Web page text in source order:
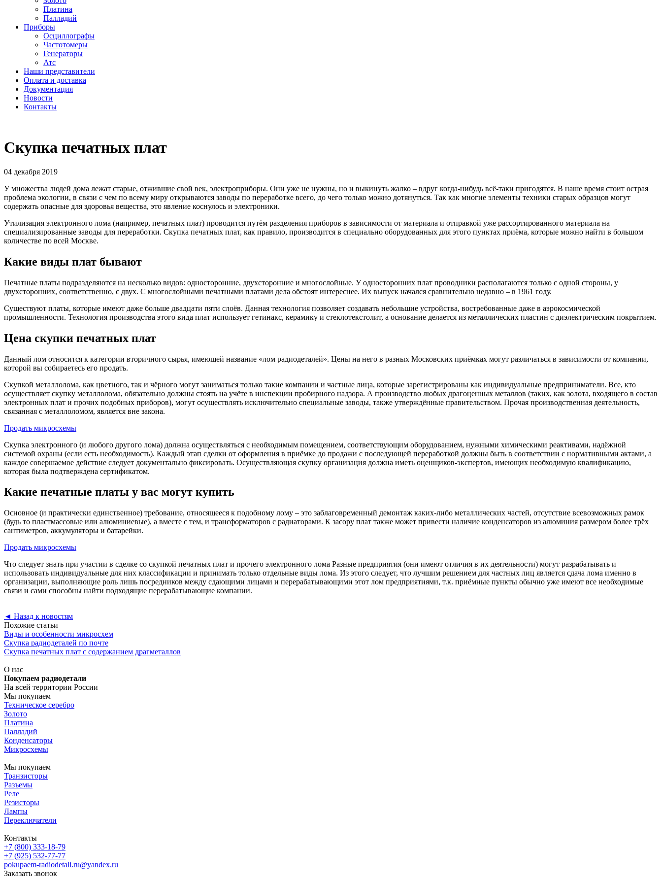
Платина
Палладий
Приборы
Осциллографы
Частотомеры
Генераторы
Атс
Наши представители
Оплата и доставка
Документация
Новости
Контакты
Скупка печатных плат
04 декабря 2019
У множества людей дома лежат старые, отжившие свой век, электроприборы. Они уже не нужны, но и выкинуть жалко – вдруг когда-нибудь всё-таки пригодятся. В наше время стоит острая
проблема экологии, в связи с чем по всему миру открываются заводы по переработке всего, до чего только можно дотянуться. Так как многие элементы техники старых образцов могут
содержать опасные для здоровья вещества, это явление коснулось и электроники.
Утилизация электронного лома (например, печатных плат) проводится путём разделения приборов в зависимости от материала и отправкой уже рассортированного материала на
специализированные заводы для переработки. Скупка печатных плат, как правило, производится в специально оборудованных для этого пунктах приёма, которые можно найти в большом
количестве по всей Москве.
Какие виды плат бывают
Печатные платы подразделяются на несколько видов: односторонние, двухсторонние и многослойные. У односторонних плат проводники располагаются только с одной стороны, у
двухсторонних, соответственно, с двух. С многослойными печатными платами дела обстоят интереснее. Их выпуск начался сравнительно недавно – в 1961 году.
Существуют платы, которые имеют даже больше двадцати пяти слоёв. Данная технология позволяет создавать небольшие устройства, востребованные даже в аэрокосмической
промышленности. Технология производства этого вида плат использует гетинакс, керамику и стеклотекстолит, а основание делается из металлических пластин с диэлектрическим покрытием.
Цена скупки печатных плат
Данный лом относится к категории вторичного сырья, имеющей название «лом радиодеталей». Цены на него в разных Московских приёмках могут различаться в зависимости от компании,
которой вы собираетесь его продать.
Скупкой металлолома, как цветного, так и чёрного могут заниматься только такие компании и частные лица, которые зарегистрированы как индивидуальные предприниматели. Все, кто
осуществляет скупку металлолома, обязательно должны стоять на учёте в инспекции пробирного надзора. А производство любых драгоценных металлов (таких, как золота, входящего в состав
электронных плат и прочих подобных приборов), могут осуществлять исключительно специальные заводы, также утверждённые правительством. Прочая производственная деятельность,
связанная с металлоломом, является вне закона.
Продать микросхемы
Скупка электронного (и любого другого лома) должна осуществляться с необходимым помещением, соответствующим оборудованием, нужными химическими реактивами, надёжной
системой охраны (если есть необходимость). Каждый этап сделки от оформления в приёмке до продажи с последующей переработкой должны быть в соответствии с нормативными актами, а
каждое совершаемое действие следует документально фиксировать. Осуществляющая скупку организация должна иметь оценщиков-экспертов, имеющих необходимую квалификацию,
которая была подтверждена сертификатом.
Какие печатные платы у вас могут купить
Основное (и практически единственное) требование, относящееся к подобному лому – это заблаговременный демонтаж каких-либо металлических частей, отсутствие всевозможных рамок
(будь то пластмассовые или алюминиевые), а вместе с тем, и трансформаторов с радиаторами. К засору плат также может привести наличие конденсаторов из алюминия размером более трёх
сантиметров, аккумуляторы и батарейки.
Продать микросхемы
Что следует знать при участии в сделке со скупкой печатных плат и прочего электронного лома Разные предприятия (они имеют отличия в их деятельности) могут разрабатывать и
использовать индивидуальные для них классификации и принимать только отдельные виды лома. Из этого следует, что лучшим решением для частных лиц является сдача лома именно в
организации, выполняющие роль лишь посредников между сдающими лицами и перерабатывающими этот лом предприятиями, т.к. приёмные пункты обычно уже имеют все необходимые
связи и сами способны найти подходящие перерабатывающие компании.
◄ Назад к новостям
Похожие статьи
Виды и особенности микросхем
Скупка радиодеталей по почте
Скупка печатных плат с содержанием драгметаллов
О нас
Покупаем радиодетали
На всей территории России
Мы покупаем
Техническое серебро
Золото
Платина
Палладий
Конденсаторы
Микросхемы
Мы покупаем
Транзисторы
Разъемы
Реле
Резисторы
Лампы
Переключатели
Контакты
+7 (800) 333-18-79
+7 (925) 532-77-77
pokupaem-radiodetali.ru@yandex.ru
Заказать звонок